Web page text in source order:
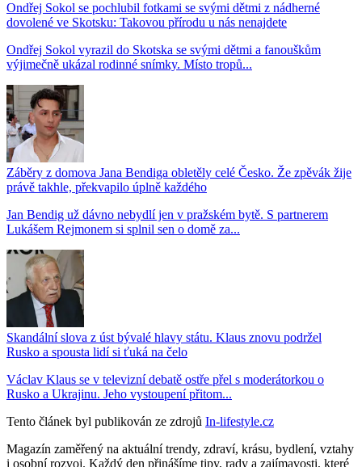
Ondřej Sokol se pochlubil fotkami se svými dětmi z nádherné
dovolené ve Skotsku: Takovou přírodu u nás nenajdete
Ondřej Sokol vyrazil do Skotska se svými dětmi a fanouškům
výjimečně ukázal rodinné snímky. Místo tropů...
Záběry z domova Jana Bendiga obletěly celé Česko. Že zpěvák žije
právě takhle, překvapilo úplně každého
Jan Bendig už dávno nebydlí jen v pražském bytě. S partnerem
Lukášem Rejmonem si splnil sen o domě za...
Skandální slova z úst bývalé hlavy státu. Klaus znovu podržel
Rusko a spousta lidí si ťuká na čelo
Václav Klaus se v televizní debatě ostře přel s moderátorkou o
Rusko a Ukrajinu. Jeho vystoupení přitom...
Tento článek byl publikován ze zdrojů In-lifestyle.cz
Magazín zaměřený na aktuální trendy, zdraví, krásu, bydlení, vztahy
i osobní rozvoj. Každý den přinášíme tipy, rady a zajímavosti, které